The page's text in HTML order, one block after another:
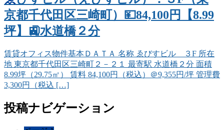
京都千代田区三崎町）💴84,100円【8.99
坪】🚉水道橋２分
賃貸オフィス物件基本ＤＡＴＡ 名称 ゑびすビル ３F 所在
地 東京都千代田区三崎町２－２１ 最寄駅 水道橋２分 面積
8.99坪（29.75㎡） 賃料 84,100円（税込）＠9,355円/坪 管理費
3,300円（税込 […]
投稿ナビゲーション